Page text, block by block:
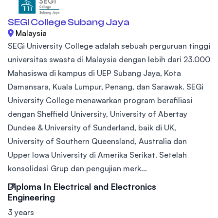
SEGI College Subang Jaya
Malaysia
SEGi University College adalah sebuah perguruan tinggi
universitas swasta di Malaysia dengan lebih dari 23.000
Mahasiswa di kampus di UEP Subang Jaya, Kota
Damansara, Kuala Lumpur, Penang, dan Sarawak. SEGi
University College menawarkan program berafiliasi
dengan Sheffield University, University of Abertay
Dundee & University of Sunderland, baik di UK,
University of Southern Queensland, Australia dan
Upper Iowa University di Amerika Serikat. Setelah
konsolidasi Grup dan pengujian merk...
Diploma In Electrical and Electronics
Engineering
3 years